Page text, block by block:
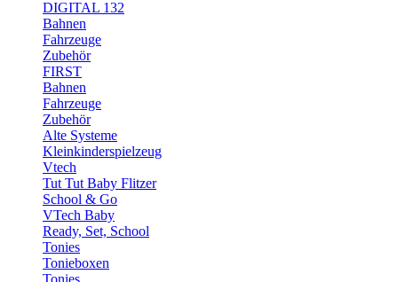
DIGITAL 132
Bahnen
Fahrzeuge
Zubehör
FIRST
Bahnen
Fahrzeuge
Zubehör
Alte Systeme
Kleinkinderspielzeug
Vtech
Tut Tut Baby Flitzer
School & Go
VTech Baby
Ready, Set, School
Tonies
Tonieboxen
Tonies